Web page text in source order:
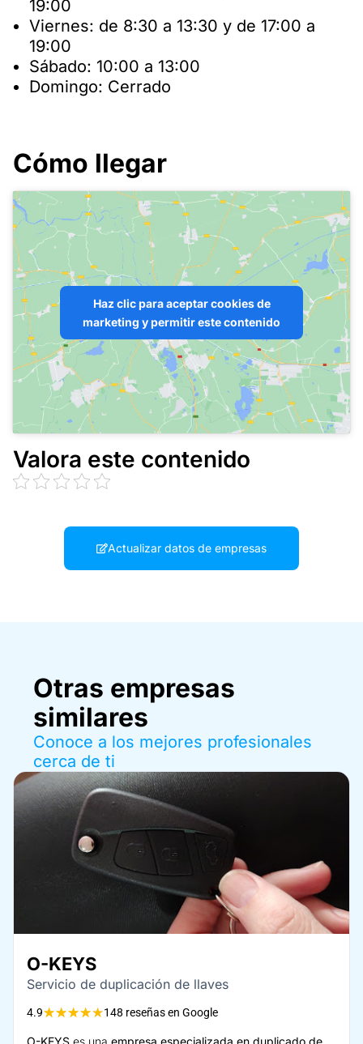
19:00
Viernes: de 8:30 a 13:30 y de 17:00 a
19:00
Sábado: 10:00 a 13:00
Domingo: Cerrado
Cómo llegar
Haz clic para aceptar cookies de
marketing y permitir este contenido
Valora este contenido
Actualizar datos de empresas
Otras empresas
similares
Conoce a los mejores profesionales
cerca de ti
O-KEYS
Servicio de duplicación de llaves
4.9★★★★★148 reseñas en Google